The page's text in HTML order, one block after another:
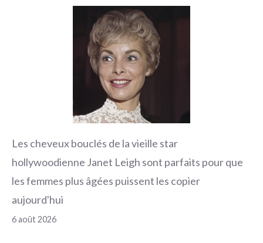
Les cheveux bouclés de la vieille star
hollywoodienne Janet Leigh sont parfaits pour que
les femmes plus âgées puissent les copier
aujourd'hui
6 août 2026